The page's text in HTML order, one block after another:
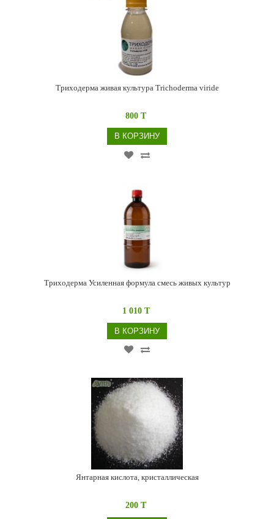
Триходерма живая культура Trichoderma viride
800 T
В КОРЗИНУ
Триходерма Усиленная формула смесь живых культур
1 010 T
В КОРЗИНУ
Янтарная кислота, кристаллическая
200 T